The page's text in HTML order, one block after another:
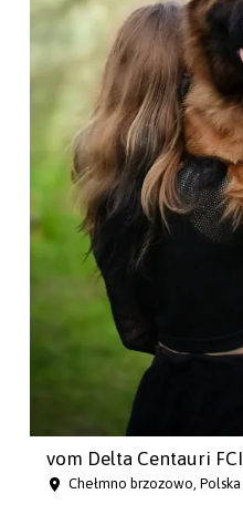
vom Delta Centauri FCI
Chełmno brzozowo, Polska